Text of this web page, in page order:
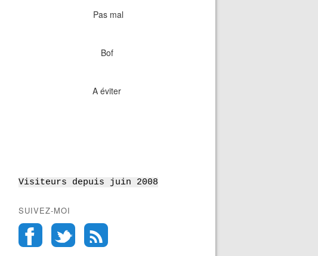
Pas mal
Bof
A éviter
Visiteurs depuis juin 2008
SUIVEZ-MOI